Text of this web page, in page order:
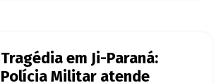
Tragédia em Ji-Paraná:
Polícia Militar atende